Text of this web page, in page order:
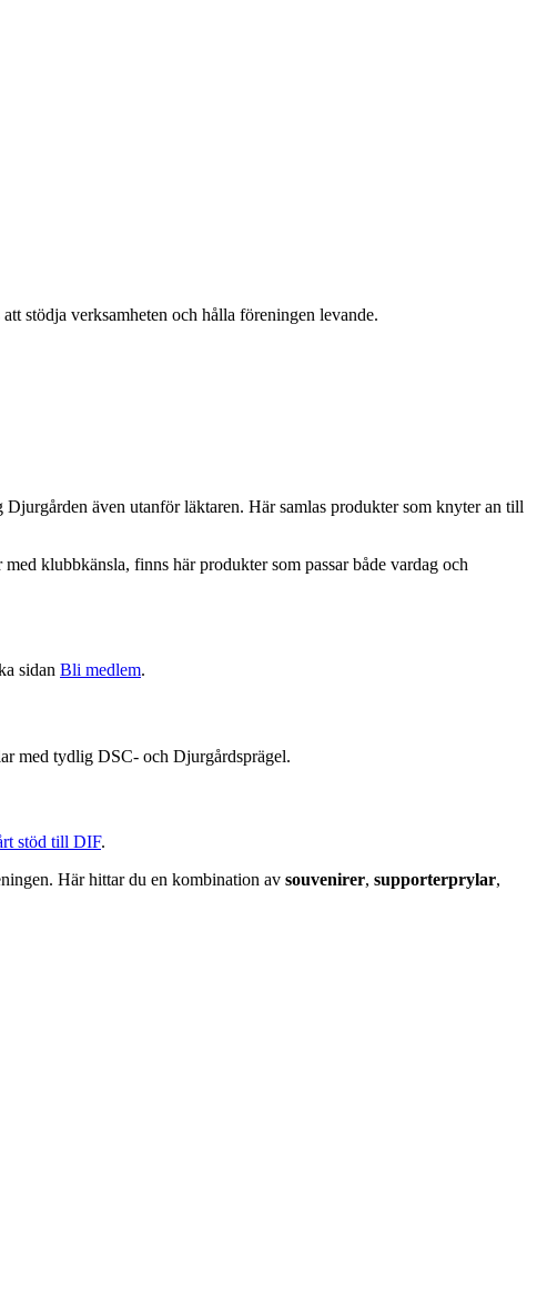
stödja verksamheten och hålla föreningen levande.
även utanför läktaren. Här samlas produkter som knyter an till
klubbkänsla, finns här produkter som passar både vardag och
sidan Bli medlem.
med tydlig DSC- och Djurgårdsprägel.
stöd till DIF.
Här hittar du en kombination av souvenirer, supporterprylar,